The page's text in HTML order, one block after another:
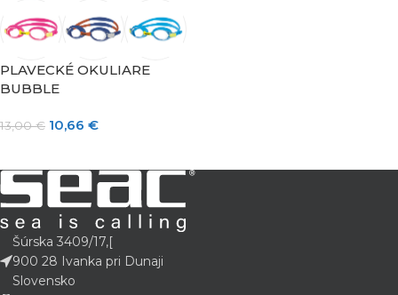
PLAVECKÉ OKULIARE
BUBBLE
13,00€ 10,66 €
Šúrska 3409/17,[
900 28 Ivanka pri Dunaji
Slovensko